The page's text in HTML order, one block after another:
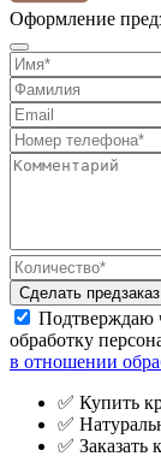
Оформление
Сделать предзаказ
Подтверждаю
обработку
в отношении
✅ Купить
✅
✅ Заказать